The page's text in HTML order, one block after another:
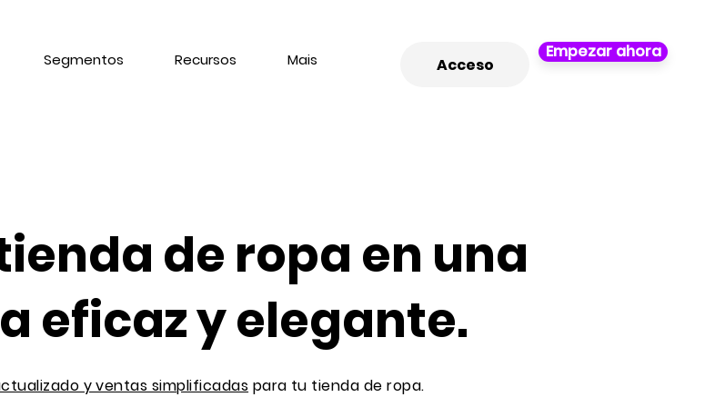
Segmentos Recursos Mais Acceso
Empezar ahora
de ropa en una
eficaz y elegante.
y ventas simplificadas para tu tienda de ropa.